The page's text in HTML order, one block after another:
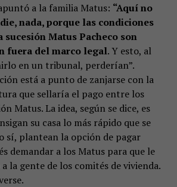
a la familia Matus: “Aquí no
nada, porque las condiciones
sucesión Matus Pacheco son
fuera del marco legal. Y esto, al
en un tribunal, perderían”.
está a punto de zanjarse con la
que sellaría el pago entre los
Matus. La idea, según se dice, es
su casa lo más rápido que se
sí, plantean la opción de pagar
demandar a los Matus para que le
la gente de los comités de vivienda.